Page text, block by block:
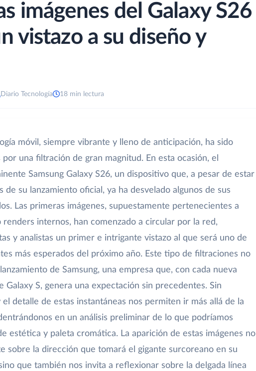
imágenes del Galaxy S26
vistazo a su diseño y
Diario Tecnología 18 min lectura
móvil, siempre vibrante y lleno de anticipación, ha sido
por una filtración de gran magnitud. En esta ocasión, el
Samsung Galaxy S26, un dispositivo que, a pesar de estar
de su lanzamiento oficial, ya ha desvelado algunos de sus
Las primeras imágenes, supuestamente pertenecientes a
renders internos, han comenzado a circular por la red,
y analistas un primer e intrigante vistazo al que será uno de
más esperados del próximo año. Este tipo de filtraciones no
de Samsung, una empresa que, con cada nueva
Galaxy S, genera una expectación sin precedentes. Sin
detalle de estas instantáneas nos permiten ir más allá de la
en un análisis preliminar de lo que podríamos
estética y paleta cromática. La aparición de estas imágenes no
sobre la dirección que tomará el gigante surcoreano en su
que también nos invita a reflexionar sobre la delgada línea